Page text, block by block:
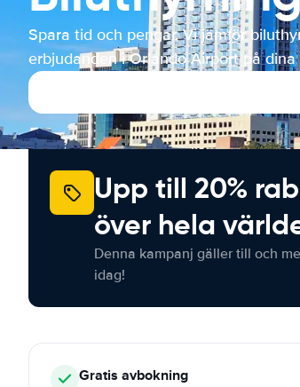
Spara tid och pengar. Vi jämför
erbjudanden i Orlando Airport på dina
Upp till 20%
över hela
Denna kampanj gäller till och
idag!
Gratis avbokning